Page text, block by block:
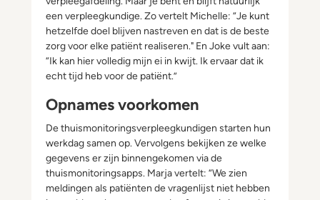
een verpleegkundige. Zo vertelt Michelle: “Je kunt
hetzelfde doel blijven nastreven en dat is de beste
zorg voor elke patiënt realiseren." En Joke vult aan:
“Ik kan hier volledig mijn ei in kwijt. Ik ervaar dat ik
echt tijd heb voor de patiënt.”
Opnames voorkomen
De thuismonitoringsverpleegkundigen starten hun
werkdag samen op. Vervolgens bekijken ze welke
gegevens er zijn binnengekomen via de
thuismonitoringsapps. Marja vertelt: “We zien
meldingen als patiënten de vragenlijst niet hebben